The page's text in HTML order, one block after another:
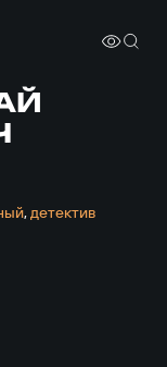
,детектив